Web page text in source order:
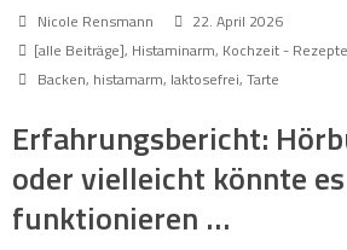
Nicole Rensmann
22. April 2026
[alle Beiträge], Histaminarm, Kochzeit -
Backen, histamarm, laktosefrei, Tarte
Erfahrungsbericht:
oder vielleicht könnte
funktionieren …